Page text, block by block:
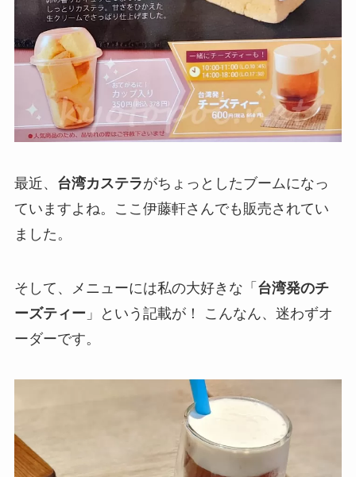
最近、 台湾カステラがちょっとしたブームになっ
ていますよね。ここ伊藤軒さんでも販売されてい
ました。
そして、メニューには私の大好きな「 台湾発のチ
ーズティー 」という記載が！ こんなん、迷わずオ
ーダーです。